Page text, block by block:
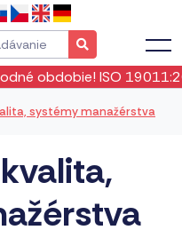
vstúpila do
systémy manažérstva